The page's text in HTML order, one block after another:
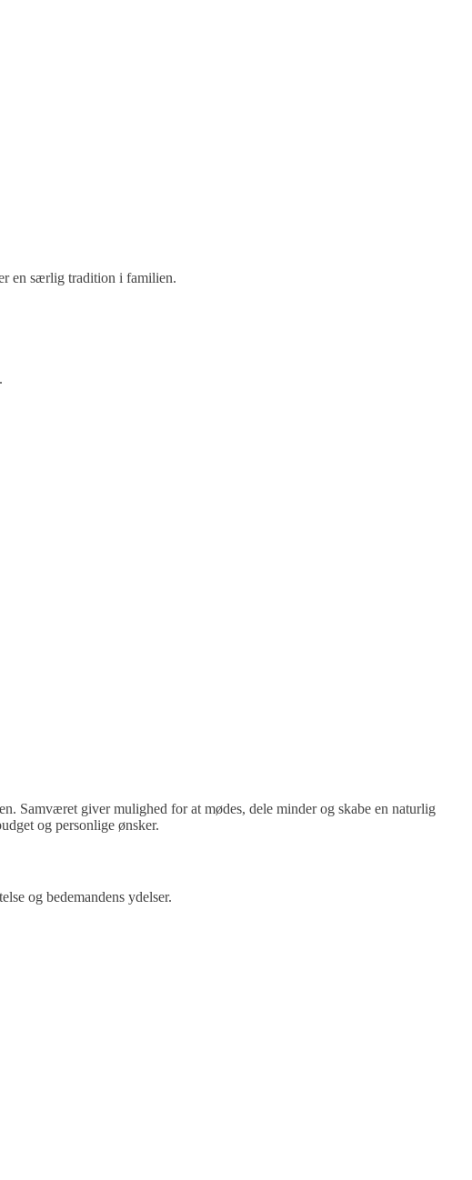
en særlig tradition i familien.
Samværet giver mulighed for at mødes, dele minder og skabe en naturlig
og personlige ønsker.
og bedemandens ydelser.